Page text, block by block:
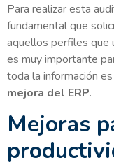
Para realizar esta
fundamental que
aquellos perfiles que
es muy importante
toda la información
mejora del ERP.
Mejoras